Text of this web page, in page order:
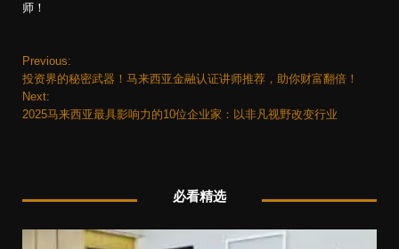
师！
P
o
n
a
Previous:
投资界的秘密武器！马来西亚金融认证讲师推荐，助你财富翻倍！
Next:
2025马来西亚最具影响力的10位企业家：以非凡视野改变行业
必看精选